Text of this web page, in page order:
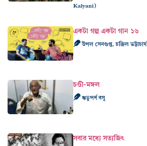
Kalyani)
একটা গল্প একটা গান ১৬
উপল সেনগুপ্ত, চন্দ্রিল ভট্টাচার্য
চণ্ডী-মঙ্গল
ঋতুপর্ণ বসু
সবার মধ্যে সত্যজিৎ